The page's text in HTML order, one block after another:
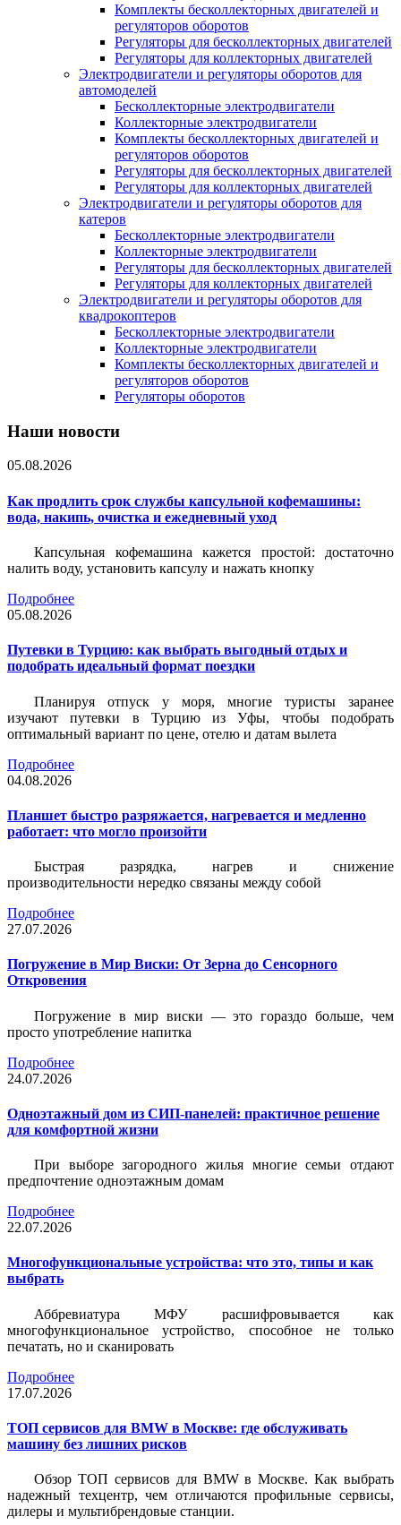
Комплекты бесколлекторных двигателей и
регуляторов оборотов
Регуляторы для бесколлекторных двигателей
Регуляторы для коллекторных двигателей
Электродвигатели и регуляторы оборотов для
автомоделей
Бесколлекторные электродвигатели
Коллекторные электродвигатели
Комплекты бесколлекторных двигателей и
регуляторов оборотов
Регуляторы для бесколлекторных двигателей
Регуляторы для коллекторных двигателей
Электродвигатели и регуляторы оборотов для
катеров
Бесколлекторные электродвигатели
Коллекторные электродвигатели
Регуляторы для бесколлекторных двигателей
Регуляторы для коллекторных двигателей
Электродвигатели и регуляторы оборотов для
квадрокоптеров
Бесколлекторные электродвигатели
Коллекторные электродвигатели
Комплекты бесколлекторных двигателей и
регуляторов оборотов
Регуляторы оборотов
Наши новости
05.08.2026
Как продлить срок службы капсульной кофемашины:
вода, накипь, очистка и ежедневный уход
Капсульная кофемашина кажется простой: достаточно
налить воду, установить капсулу и нажать кнопку
Подробнее
05.08.2026
Путевки в Турцию: как выбрать выгодный отдых и
подобрать идеальный формат поездки
Планируя отпуск у моря, многие туристы заранее
изучают путевки в Турцию из Уфы, чтобы подобрать
оптимальный вариант по цене, отелю и датам вылета
Подробнее
04.08.2026
Планшет быстро разряжается, нагревается и медленно
работает: что могло произойти
Быстрая разрядка, нагрев и снижение
производительности нередко связаны между собой
Подробнее
27.07.2026
Погружение в Мир Виски: От Зерна до Сенсорного
Откровения
Погружение в мир виски — это гораздо больше, чем
просто употребление напитка
Подробнее
24.07.2026
Одноэтажный дом из СИП-панелей: практичное решение
для комфортной жизни
При выборе загородного жилья многие семьи отдают
предпочтение одноэтажным домам
Подробнее
22.07.2026
Многофункциональные устройства: что это, типы и как
выбрать
Аббревиатура МФУ расшифровывается как
многофункциональное устройство, способное не только
печатать, но и сканировать
Подробнее
17.07.2026
ТОП сервисов для BMW в Москве: где обслуживать
машину без лишних рисков
Обзор ТОП сервисов для BMW в Москве. Как выбрать
надежный техцентр, чем отличаются профильные сервисы,
дилеры и мультибрендовые станции.